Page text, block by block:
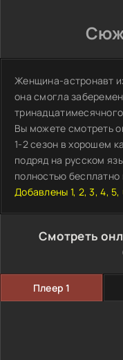
Женщина-астронавт
она смогла
Вы можете смотреть
1-2 сезон в хорошем
подряд на русском
полностью
Добавлены 1, 2, 3, 4, 5,
Смотреть
Плеер 1